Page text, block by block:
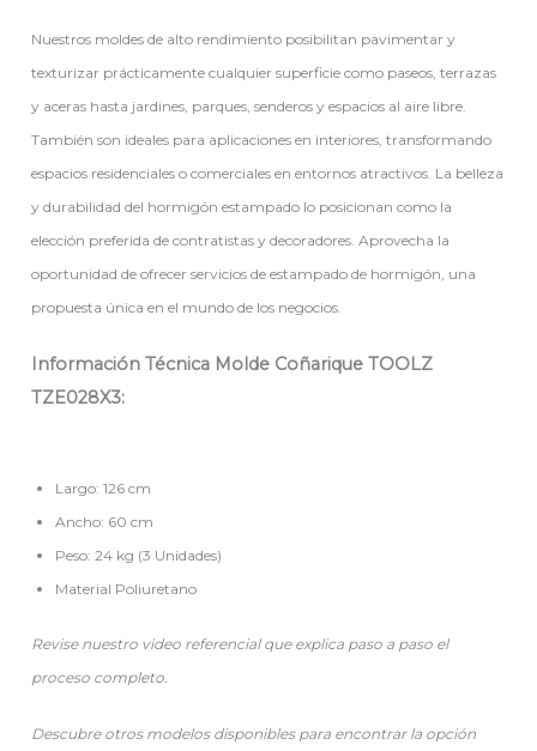
Nuestros moldes de alto rendimiento posibilitan pavimentar y
texturizar prácticamente cualquier superficie como paseos, terrazas
y aceras hasta jardines, parques, senderos y espacios al aire libre.
También son ideales para aplicaciones en interiores, transformando
espacios residenciales o comerciales en entornos atractivos. La belleza
y durabilidad del hormigón estampado lo posicionan como la
elección preferida de contratistas y decoradores. Aprovecha la
oportunidad de ofrecer servicios de estampado de hormigón, una
propuesta única en el mundo de los negocios.
Información Técnica Molde Coñarique TOOLZ
TZE028X3:
Largo: 126 cm
Ancho: 60 cm
Peso: 24 kg (3 Unidades)
Material Poliuretano
Revise nuestro video referencial que explica paso a paso el
proceso completo.
Descubre otros modelos disponibles para encontrar la opción